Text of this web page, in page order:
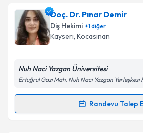
Takvim Talebini
Dt. Aybüke Bediriçin randevu
oluşturun. Size bu uzmandan
takvim hazırlandığında e-posta ile
Kişisel verilerimin işlenmesine
Metni'ni okudum ve kişisel
Doç. Dr. Pınar Demir
Diş Hekimi +1diğer
Kayseri, Kocasinan
Nuh Naci Yazgan Üniversitesi
Ertuğrul Gazi Mah. Nuh Naci Yazgan Yerleşkesi
Randevu Talep
Randevu Takvimi Talebi